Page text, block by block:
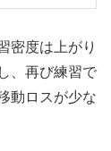
密度は上がり
、再び練習で
動ロスが少な